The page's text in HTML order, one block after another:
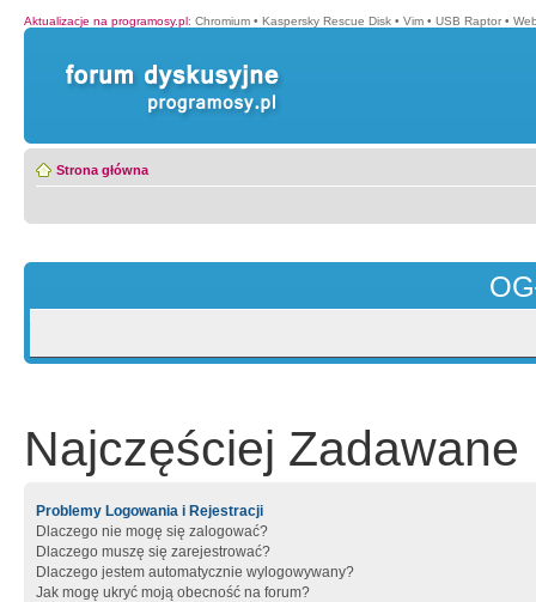
Aktualizacje na programosy.pl: Chromium • Kaspersky Rescue Disk • Vim • USB Raptor •
Strona główna
Najczęściej Zadawane
Problemy Logowania i Rejestracji
Dlaczego nie mogę się zalogować?
Dlaczego muszę się zarejestrować?
Dlaczego jestem automatycznie wylogowywany?
Jak mogę ukryć moją obecność na forum?